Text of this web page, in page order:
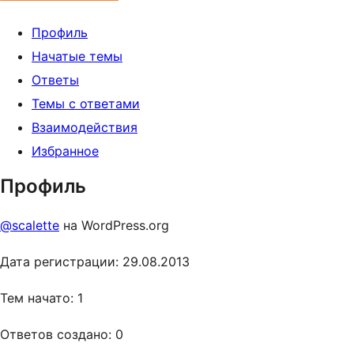
Профиль
Начатые темы
Ответы
Темы с ответами
Взаимодействия
Избранное
Профиль
@scalette на WordPress.org
Дата регистрации: 29.08.2013
Тем начато: 1
Ответов создано: 0